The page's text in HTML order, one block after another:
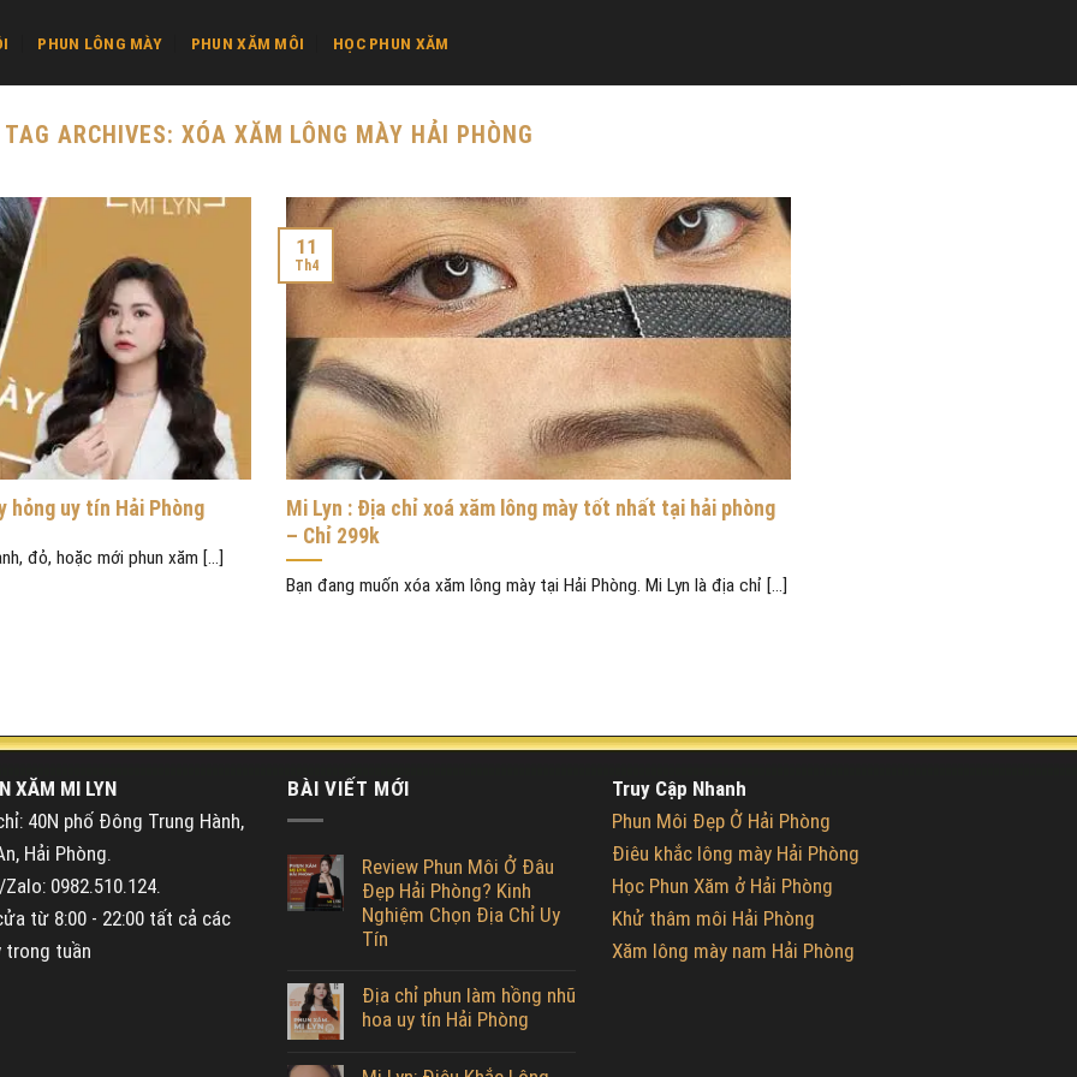
PHUN LÔNG MÀY PHUN XĂM MÔI HỌC PHUN XĂM
TAG ARCHIVES: XÓA XĂM LÔNG MÀY HẢI PHÒNG
hỏng uy tín Hải Phòng
đỏ, hoặc mới phun xăm [...]
Mi Lyn : Địa chỉ xoá xăm lông mày tốt nhất tại hải phòng
– Chỉ 299k
Bạn đang muốn xóa xăm lông mày tại Hải Phòng. Mi Lyn là địa chỉ [...]
11
Th4
XĂM MI LYN
40N phố Đông Trung Hành,
Hải Phòng.
0982.510.124.
từ 8:00 - 22:00 tất cả các
trong tuần
BÀI VIẾT MỚI
Review Phun Môi Ở Đâu
Đẹp Hải Phòng? Kinh
Nghiệm Chọn Địa Chỉ Uy
Tín
Địa chỉ phun làm hồng nhũ
hoa uy tín Hải Phòng
Truy Cập Nhanh
Phun Môi Đẹp Ở Hải Phòng
Điêu khắc lông mày Hải Phòng
Học Phun Xăm ở Hải Phòng
Khử thâm môi Hải Phòng
Xăm lông mày nam Hải Phòng